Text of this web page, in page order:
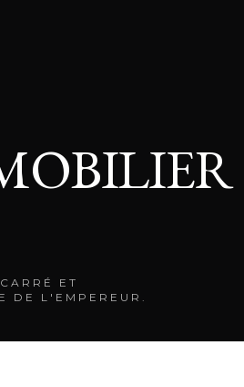
ET
DE L'EMPEREUR.